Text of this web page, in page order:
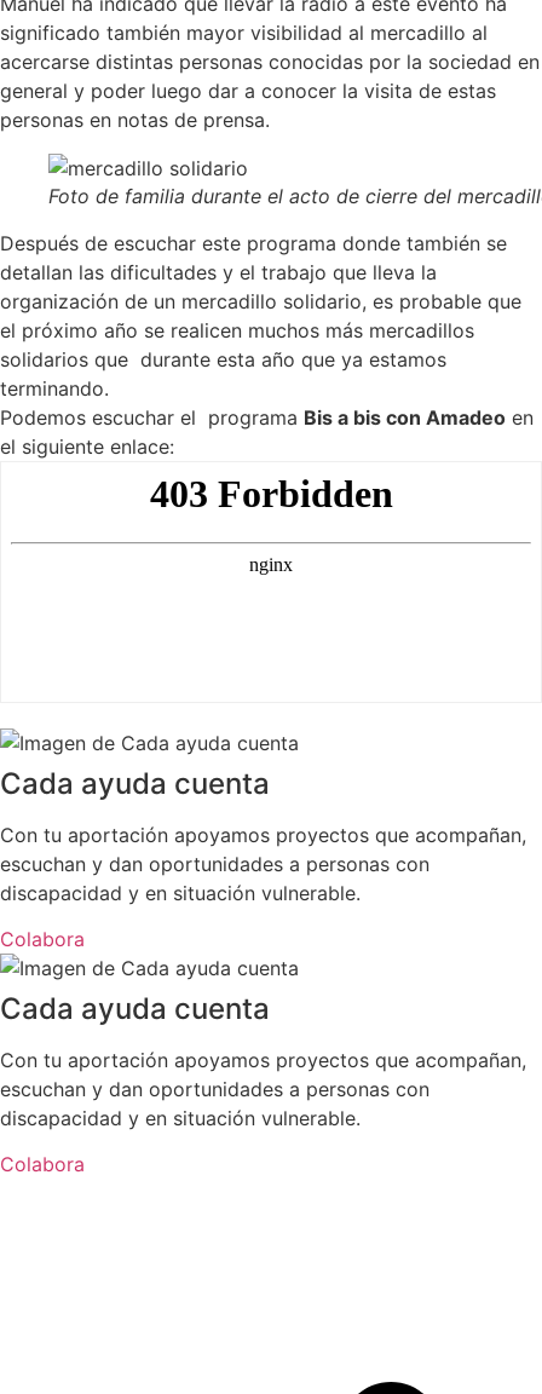
significado también mayor visibilidad al mercadillo al
acercarse distintas personas conocidas por la sociedad en
general y poder luego dar a conocer la visita de estas
personas en notas de prensa.
Foto de familia durante el acto de cierre del
Después de escuchar este programa donde también se
detallan las dificultades y el trabajo que lleva la
organización de un mercadillo solidario, es probable que
el próximo año se realicen muchos más mercadillos
solidarios que durante esta año que ya estamos
terminando.
Podemos escuchar el programa Bis a bis con Amadeo en
el siguiente enlace:
Cada ayuda cuenta
Con tu aportación apoyamos proyectos que acompañan,
escuchan y dan oportunidades a personas con
discapacidad y en situación vulnerable.
Colabora
Cada ayuda cuenta
Con tu aportación apoyamos proyectos que acompañan,
escuchan y dan oportunidades a personas con
discapacidad y en situación vulnerable.
Colabora